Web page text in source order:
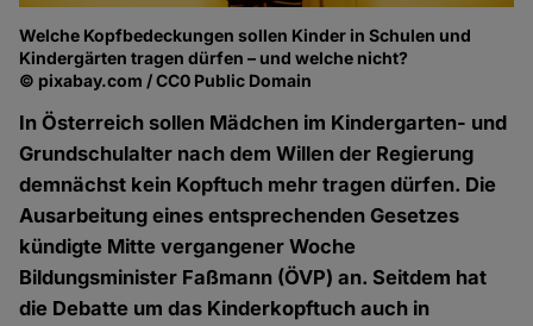
Welche Kopfbedeckungen sollen Kinder in Schulen und
Kindergärten tragen dürfen – und welche nicht?
© pixabay.com / CC0 Public Domain
In Österreich sollen Mädchen im Kindergarten- und
Grundschulalter nach dem Willen der Regierung
demnächst kein Kopftuch mehr tragen dürfen. Die
Ausarbeitung eines entsprechenden Gesetzes
kündigte Mitte vergangener Woche
Bildungsminister Faßmann (ÖVP) an. Seitdem hat
die Debatte um das Kinderkopftuch auch in